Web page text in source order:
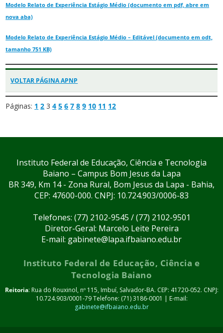
Modelo Relato de Experiência Estágio Médio (documento em pdf, abre em
nova aba)
Modelo Relato de Experiência Estágio Médio – Editável (documento em odt,
tamanho 751 KB)
VOLTAR PÁGINA APNP
Páginas: 1 2 3 4 5 6 7 8 9 10 11 12
Instituto Federal de Educação, Ciência e Tecnologia
Baiano – Campus Bom Jesus da Lapa
BR 349, Km 14 - Zona Rural, Bom Jesus da Lapa - Bahia,
CEP: 47600-000. CNPJ: 10.724.903/0006-83
Telefones: (77) 2102-9545 / (77) 2102-9501
Diretor-Geral: Marcelo Leite Pereira
E-mail: gabinete@lapa.ifbaiano.edu.br
Instituto Federal de Educação, Ciência e
Tecnologia Baiano
Reitoria: Rua do Rouxinol, nº 115, Imbuí, Salvador-BA. CEP: 41720-052. CNPJ:
10.724.903/0001-79 Telefone: (71) 3186-0001 | E-mail:
gabinete@ifbaiano.edu.br